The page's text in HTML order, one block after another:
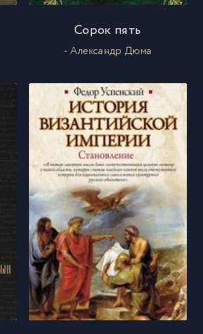
Сорок пять
- Александр Дюма